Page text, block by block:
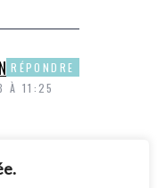
À 11:25
RÉPONDRE